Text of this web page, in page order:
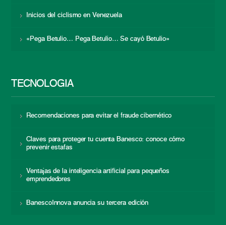
Inicios del ciclismo en Venezuela
«Pega Betulio… Pega Betulio… Se cayó Betulio»
TECNOLOGÍA
Recomendaciones para evitar el fraude cibernético
Claves para proteger tu cuenta Banesco: conoce cómo
prevenir estafas
Ventajas de la inteligencia artificial para pequeños
emprendedores
BanescoInnova anuncia su tercera edición